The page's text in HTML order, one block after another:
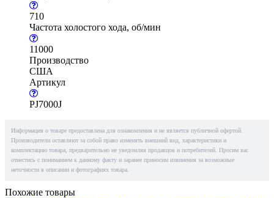
710
Частота холостого хода, об/мин
11000
Производство
США
Артикул
PJ7000J
Информация о товаре предоставлена для ознакомления и не является публичной офертой.
Производители оставляют за собой право изменять внешний вид, характеристики и
комплектацию товара, предварительно не уведомляя продавцов и потребителей. Просим вас
отнестись с пониманием к данному факту и заранее приносим извинения за возможные
неточности в описании и фотографиях товара.
Похожие товары